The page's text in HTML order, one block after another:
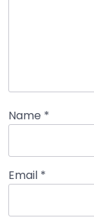
Name *
Email *